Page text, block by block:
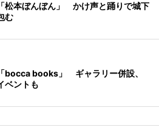
松本ぼんぼん」 かけ声と踊りで城下
む
bocca books」 ギャラリー併設、
ベントも